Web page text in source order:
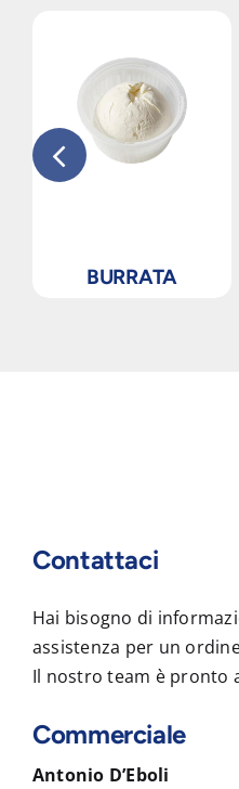
BURRATA
Contattaci
Hai bisogno di
assistenza per un
Il nostro team è pronto
Commerciale
Antonio D’Eboli